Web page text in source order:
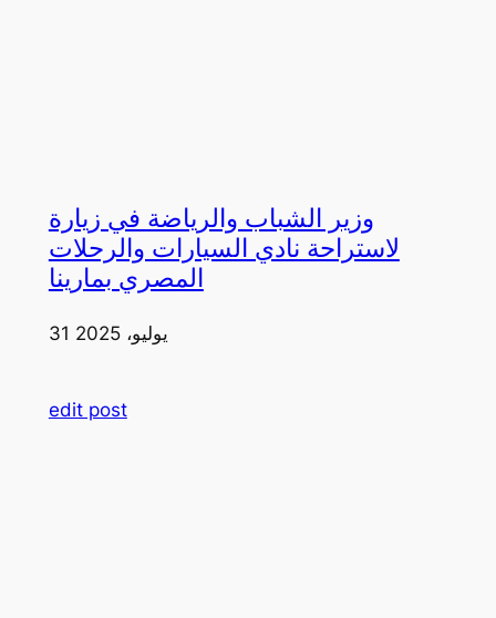
وزير الشباب والرياضة في زيارة
لاستراحة نادي السيارات والرحلات
المصري بمارينا
31 يوليو، 2025
edit post